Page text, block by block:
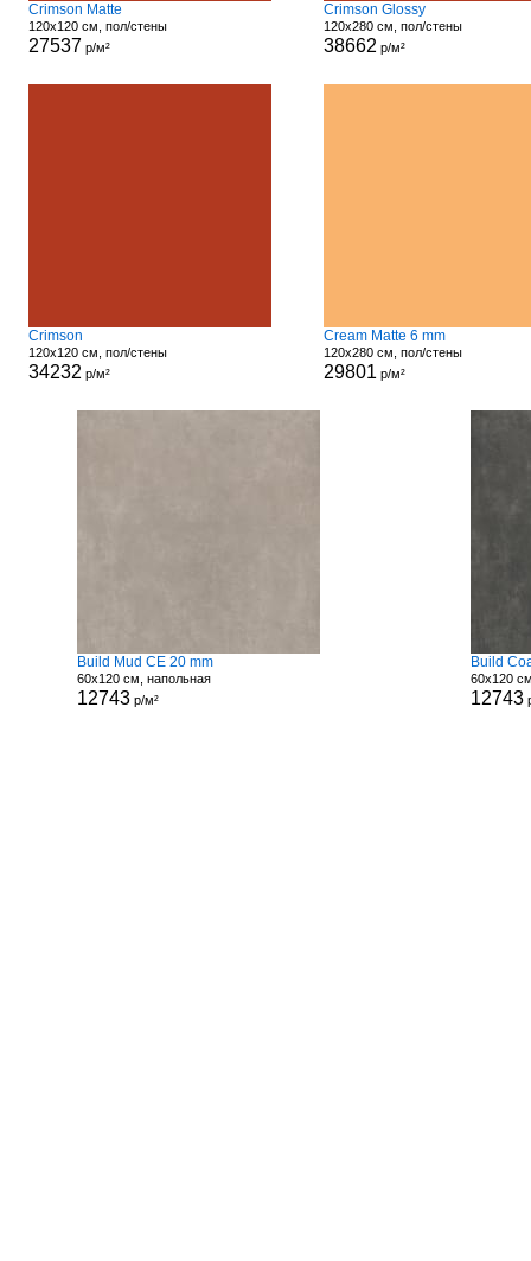
Crimson Matte
120x120 см, пол/стены
27537 р/м²
Crimson Glossy
120x280 см, пол/стены
38662 р/м²
Crimson
120x120 см, пол/стены
34232 р/м²
Cream Matte 6 mm
120x280 см, пол/стены
29801 р/м²
Build Mud CE 20 mm
60x120 см, напольная
12743 р/м²
Build
60x120
12743